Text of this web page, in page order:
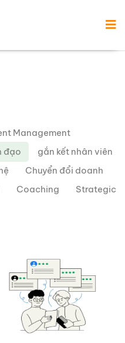
Management
đạo
gắn kết nhân viên
Chuyển đổi doanh
Coaching
Strategic